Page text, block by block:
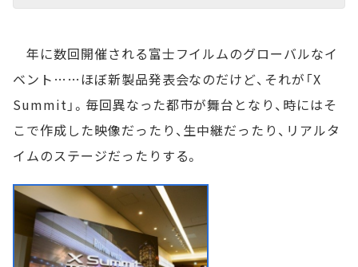
年に数回開催される富士フイルムのグローバルなイ
ベント……ほぼ新製品発表会なのだけど、それが「X
Summit」。毎回異なった都市が舞台となり、時にはそ
こで作成した映像だったり、生中継だったり、リアルタ
イムのステージだったりする。